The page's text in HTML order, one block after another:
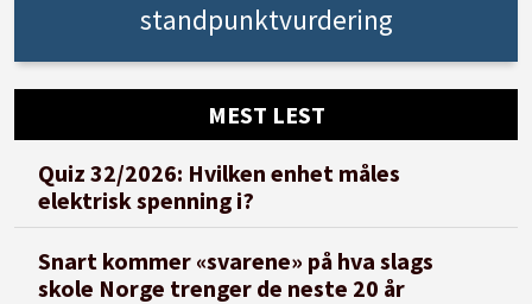
standpunktvurdering
MEST LEST
Quiz 32/2026: Hvilken enhet måles
elektrisk spenning i?
Snart kommer «svarene» på hva slags
skole Norge trenger de neste 20 år